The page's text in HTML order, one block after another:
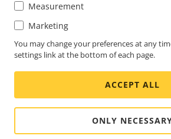
Life at Axis
Engineering at Axis
S'abonner à la newsletter
Abonnez-vous aux e-mails de
sécurité d'AxisSWITZERLAND / FRANÇAIS
Social
Media
Facebook
Linkedin
Youtube
X
Measurement
Marketing
You may change your preferences at any
settings link at the bottom of each page.
ACCEPT ALL
ONLY